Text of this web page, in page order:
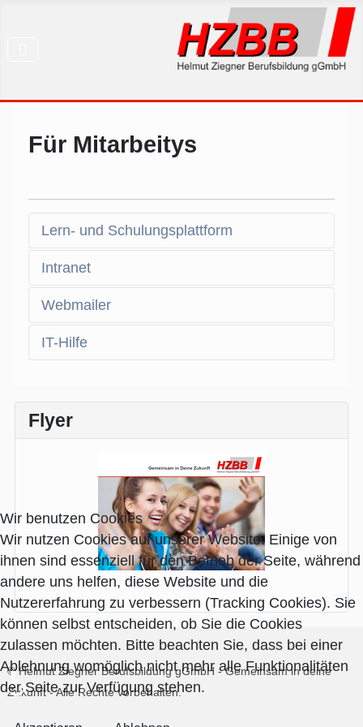
Für Mitarbeitys
Lern- und Schulungsplattform
Intranet
Webmailer
IT-Hilfe
Flyer
© Helmut Ziegner Berufsbildung gGmbH - Gemeinsam in deine
Zukunft -Alle Rechte vorbehalten.
Wir benutzen Cookies
Wir nutzen Cookies auf unserer Website. Einige von
ihnen sind essenziell für den Betrieb der Seite, während
andere uns helfen, diese Website und die
Nutzererfahrung zu verbessern (Tracking Cookies). Sie
können selbst entscheiden, ob Sie die Cookies
zulassen möchten. Bitte beachten Sie, dass bei einer
Ablehnung womöglich nicht mehr alle Funktionalitäten
der Seite zur Verfügung stehen.